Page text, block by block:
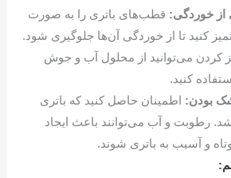
از خوردگی: قطب‌های باتری را به صورت
کنید تا از خوردگی آن‌ها جلوگیری شود.
کردن می‌توانید از محلول آب و جوش
کنید.
بودن: اطمینان حاصل کنید که باتری
رطوبت و آب می‌توانند باعث ایجاد
و آسیب به باتری شوند.